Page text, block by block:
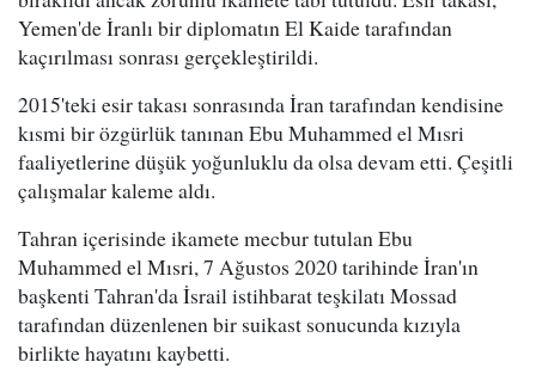
Yemen'de İranlı bir diplomatın El Kaide tarafından
kaçırılması sonrası gerçekleştirildi.
2015'teki esir takası sonrasında İran tarafından kendisine
kısmi bir özgürlük tanınan Ebu Muhammed el Mısri
faaliyetlerine düşük yoğunluklu da olsa devam etti. Çeşitli
çalışmalar kaleme aldı.
Tahran içerisinde ikamete mecbur tutulan Ebu
Muhammed el Mısri, 7 Ağustos 2020 tarihinde İran'ın
başkenti Tahran'da İsrail istihbarat teşkilatı Mossad
tarafından düzenlenen bir suikast sonucunda kızıyla
birlikte hayatını kaybetti.